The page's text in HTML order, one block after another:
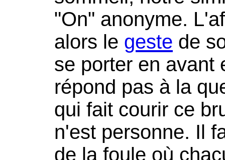
"On" anonyme.
alors le geste de
se porter en avant
répond pas à la
qui fait courir ce
n'est personne. Il
de la foule où